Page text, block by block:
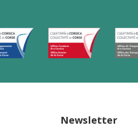
Newsletter